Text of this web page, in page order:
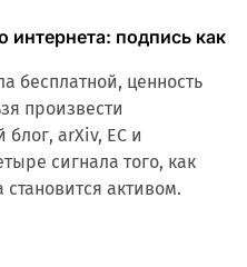
интернета: подпись как
бесплатной, ценность
произвести
блог, arXiv, ЕС и
сигнала того, как
активом.